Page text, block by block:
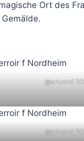
Ort des
@artusmi
@artusmi